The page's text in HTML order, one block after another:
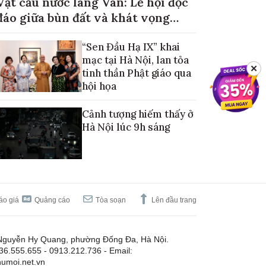
giữa bùn đất và khát vọng
“Sen Đầu Hạ IX” khai
mạc tại Hà Nội, lan tỏa
tinh thần Phật giáo qua
hội họa
Cảnh tượng hiếm thấy ở
Hà Nội lúc 9h sáng
giá Quảng cáo Tòa soạn Lên đầu trang
Hy Quang, phường Đống Đa, Hà Nội.
- 0913.212.736 - Email:
✕